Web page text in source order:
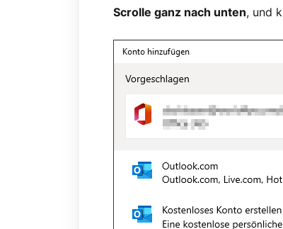
Scrolle ganz nach unten, und